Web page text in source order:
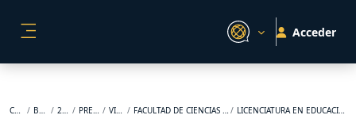
Acceder
Cursos BACKUP 2026-1 PREGRADO VIRTUAL FACULTAD DE CIENCIAS DE LA EDUCACIÓN LICENCIATURA EN EDUCACIÓN BÁSICA PRIMARIA